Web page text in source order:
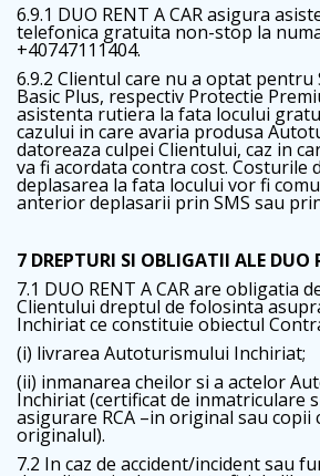
6.9.1 DUO RENT A CAR asigura
telefonica gratuita non-stop la
+40747111404.
6.9.2 Clientul care nu a optat pentru
Basic Plus, respectiv Protectie
asistenta rutiera la fata locului
cazului in care avaria produsa
datoreaza culpei Clientului, caz in
va fi acordata contra cost. Costurile
deplasarea la fata locului vor fi
anterior deplasarii prin SMS sau
7 DREPTURI SI OBLIGATII ALE DUO
7.1 DUO RENT A CAR are obligatia
Clientului dreptul de folosinta
Inchiriat ce constituie obiectul
(i) livrarea Autoturismului Inchiriat;
(ii) inmanarea cheilor si a actelor
Inchiriat (certificat de inmatriculare
asigurare RCA –in original sau copii
originalul).
7.2 In caz de accident/incident sau